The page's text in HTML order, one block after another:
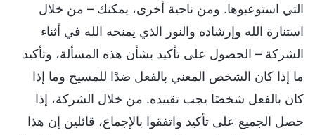
التي استوعبوها. ومن ناحية أخرى، يمكنك – من خلال
استنارة الله وإرشاده والنور الذي يمنحه الله في أثناء
الشركة – الحصول على تأكيد بشأن هذه المسألة، وتأكيد
ما إذا كان الشخص المعني بالفعل ضدًا للمسيح وما إذا
كان بالفعل شخصًا يجب تقييده. من خلال الشركة، إذا
حصل الجميع على تأكيد واتفقوا بالإجماع، قائلين إن هذا